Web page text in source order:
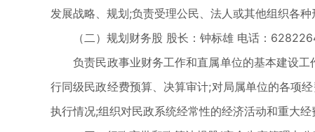
发展战略、规划;负责受理公民、法人或其他组织各
（二）规划财务股 股长：钟标雄 电话：
负责民政事业财务工作和直属单位的基本建设工
行同级民政经费预算、决算审计;对局属单位的各项
执行情况;组织对民政系统经常性的经济活动和重大